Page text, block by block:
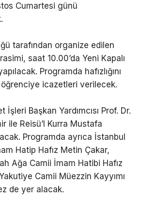
Cumartesi günü
tarafından organize edilen
saat 10.00’da Yeni Kapalı
Programda hafızlığını
icazetleri verilecek.
İşleri Başkan Yardımcısı Prof. Dr.
ile Reisü’l Kurra Mustafa
Programda ayrıca İstanbul
Hatip Hafız Metin Çakar,
Ağa Camii İmam Hatibi Hafız
Camii Müezzin Kayyımı
de yer alacak.